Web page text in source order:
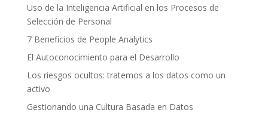
Uso de la Inteligencia Artificial en los Procesos de
Selección de Personal
7 Beneficios de People Analytics
El Autoconocimiento para el Desarrollo
Los riesgos ocultos: tratemos a los datos como un
activo
Gestionando una Cultura Basada en Datos